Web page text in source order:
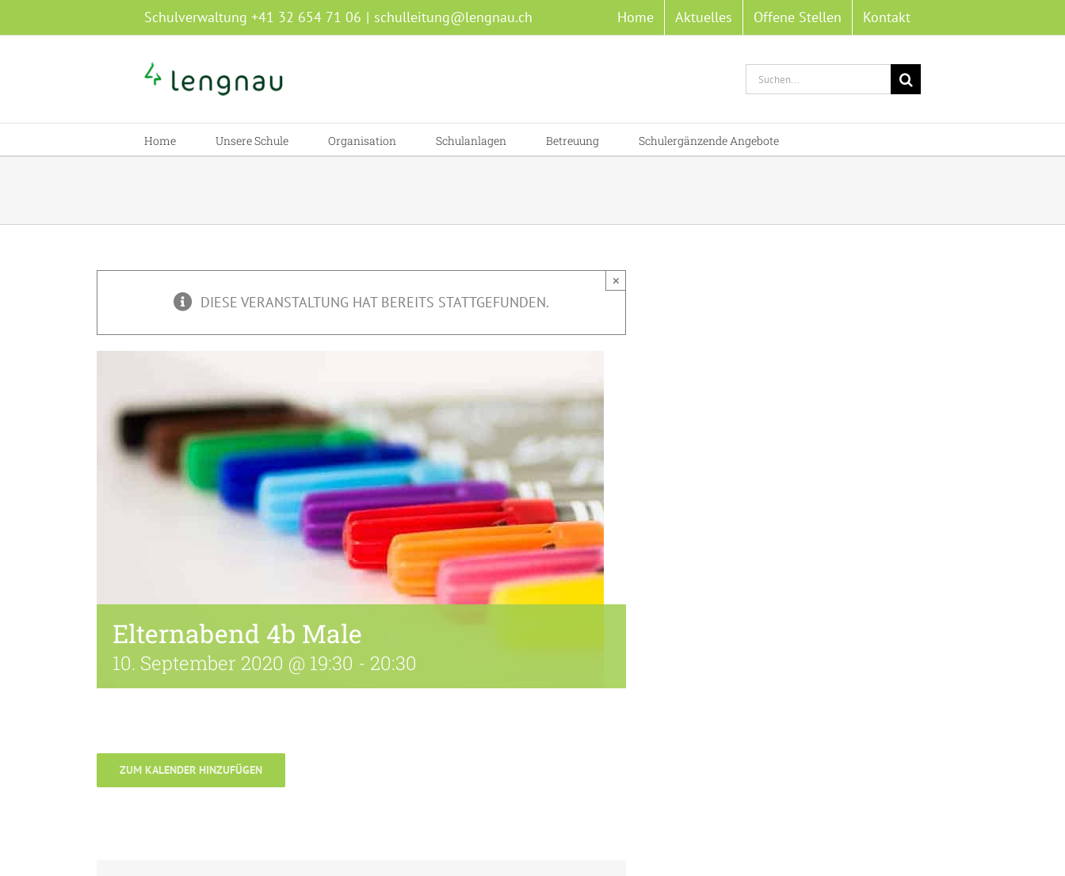
Inhalt
Schulverwaltung +41 32 654 71 06 | schulleitung@lengnau.ch Home Aktuelles Offene Stellen Kontakt
Suche
nach:
Home Unsere Schule Organisation Schulanlagen Betreuung Schulergänzende Angebote
DIESE VERANSTALTUNG HAT BEREITS STATTGEFUNDEN.
×
Elternabend 4b Male
10. September 2020 @ 19:30 - 20:30
ZUM KALENDER HINZUFÜGEN